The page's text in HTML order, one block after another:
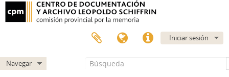
Iniciar sesión
Navegar